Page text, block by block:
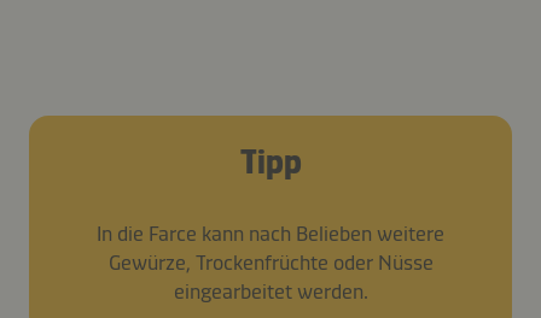
Tipp
In die Farce kann nach Belieben weitere
Gewürze, Trockenfrüchte oder Nüsse
eingearbeitet werden.